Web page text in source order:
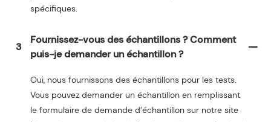
spécifiques.
3
Fournissez-vous des échantillons ? Comment
puis-je demander un échantillon ?
Oui, nous fournissons des échantillons pour les tests.
Vous pouvez demander un échantillon en remplissant
le formulaire de demande d’échantillon sur notre site